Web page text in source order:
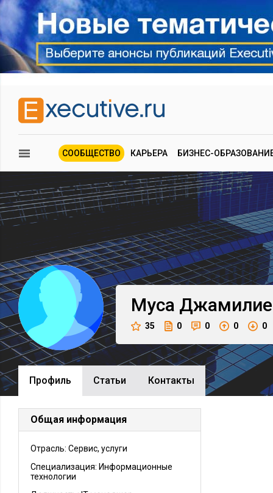
СООБЩЕСТВО КАРЬЕРА БИЗНЕС-
Муса
35 0 0 0 0
Профиль Cтатьи Контакты
Общая информация
Отрасль: Сервис, услуги
Специализация: Информационные
технологии